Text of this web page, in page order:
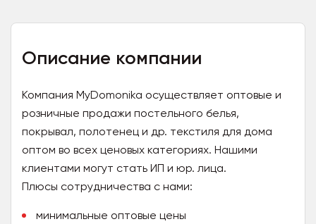
Описание компании
Компания MyDomonika осуществляет оптовые и
розничные продажи постельного белья,
покрывал, полотенец и др. текстиля для дома
оптом во всех ценовых категориях. Нашими
клиентами могут стать ИП и юр. лица.
Плюсы сотрудничества с нами:
минимальные оптовые цены